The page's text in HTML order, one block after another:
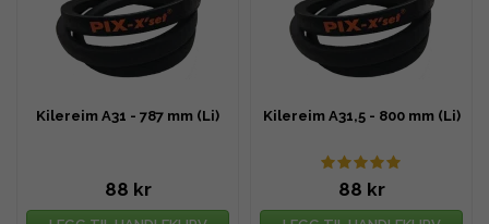
Kilereim A31 - 787 mm (Li)
88 kr
Kilereim A31,5 - 800 mm (Li)
88 kr